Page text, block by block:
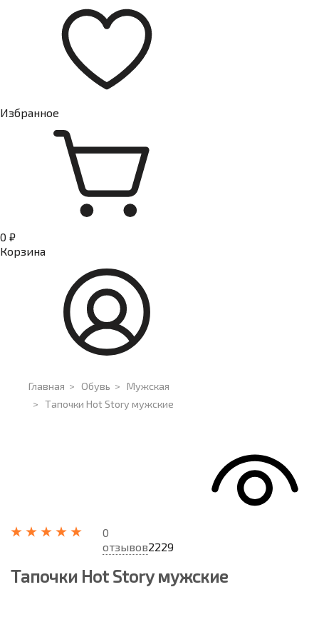
Избранное
0 ₽
Корзина
Главная > Обувь > Мужская
> Тапочки Hot Story мужские
0
отзывов2229
Тапочки Hot Story мужские